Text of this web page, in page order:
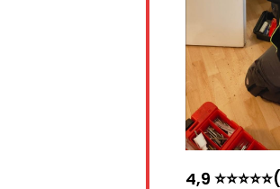
4,9